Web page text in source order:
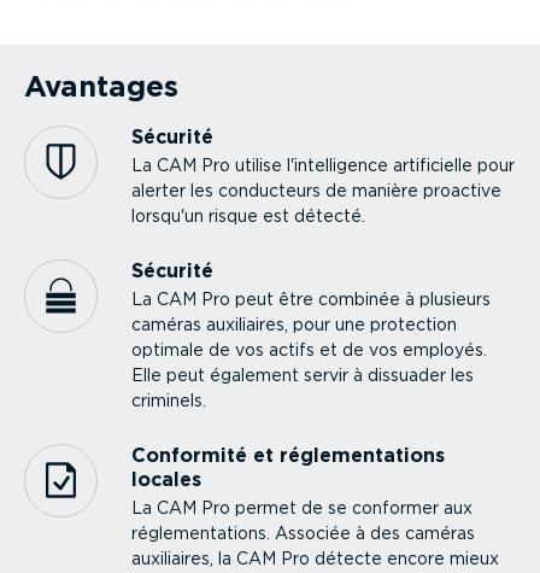
Avantages
Sécurité
La CAM Pro utilise l'intel­li­gence artifi­cielle pour
alerter les conducteurs de manière proactive
lorsqu'un risque est détecté.
Sécurité
La CAM Pro peut être combinée à plusieurs
caméras auxiliaires, pour une protection
optimale de vos actifs et de vos employés.
Elle peut également servir à dissuader les
criminels.
Conformité et régle­men­ta­tions
locales
La CAM Pro permet de se conformer aux
régle­men­ta­tions. Associée à des caméras
auxiliaires, la CAM Pro détecte encore mieux